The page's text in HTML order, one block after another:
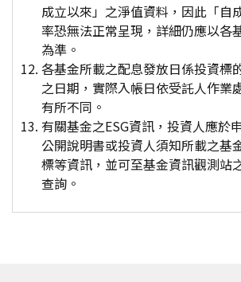
成立以來」之淨值資料，因此「自
率恐無法正常呈現，詳細仍應以各
為準。
各基金所載之配息發放日係投資標
之日期，實際入帳日依受託人作業
有所不同。
有關基金之ESG資訊，投資人應於
公開說明書或投資人須知所載之基
標等資訊，並可至基金資訊觀測站
查詢。